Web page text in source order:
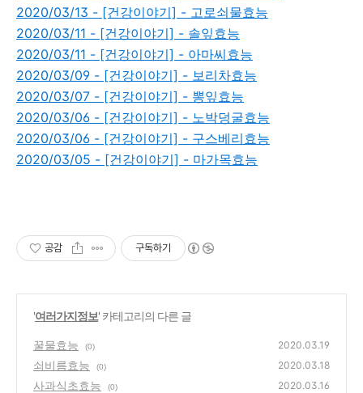
2020/03/13 - [건강이야기] - 고로쇠물효능
2020/03/11 - [건강이야기] - 솔잎효능
2020/03/11 - [건강이야기] - 아마씨효능
2020/03/09 - [건강이야기] - 보리차효능
2020/03/07 - [건강이야기] - 뽕잎효능
2020/03/06 - [건강이야기] - 노박덩굴효능
2020/03/06 - [건강이야기] - 구스베리효능
2020/03/05 - [건강이야기] - 마가목효능
공감 구독하기
'여러가지정보' 카테고리의 다른 글
꿀물효능 (0) 2020.03.19
쇠비름효능 (0) 2020.03.18
사과식초효능 (0) 2020.03.16